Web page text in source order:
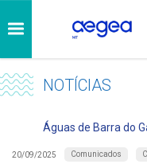
NOTÍCIAS
Águas de Barra do
20/09/2025 Comunicados